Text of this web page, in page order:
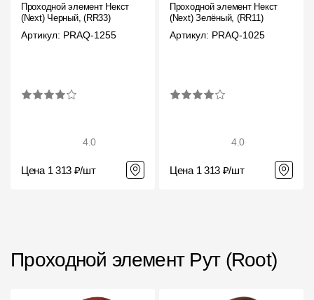
Проходной элемент Некст
(Next) Черный, (RR33)
Артикул: PRAQ-1255
4.0
Цена 1 313 ₽/шт
Проходной элемент Некст
(Next) Зелёный, (RR11)
Артикул: PRAQ-1025
4.0
Цена 1 313 ₽/шт
Проходной элемент Рут (Root)